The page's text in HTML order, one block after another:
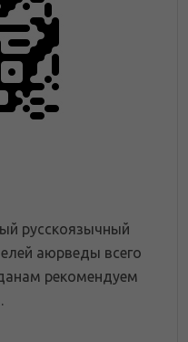
русскоязычный
аюрведы всего
рекомендуем